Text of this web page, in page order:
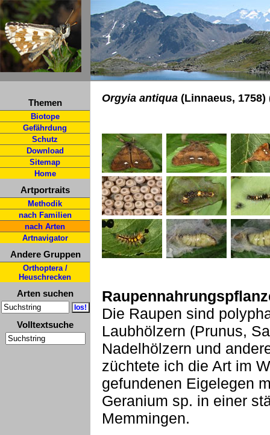
Themen
Biotope
Gefährdung
Schutz
Download
Sitemap
Home
Artportraits
Methodik
nach Familien
nach Arten
Artnavigator
Andere Gruppen
Orthoptera /
Heuschrecken
Arten suchen
Volltextsuche
Orgyia antiqua (Linnaeus,
Die Raupen sind
Laubhölzern (Prunus,
Nadelhölzern und
züchtete ich die Art im
gefundenen Eigelegen
Geranium sp. in einer
Memmingen.